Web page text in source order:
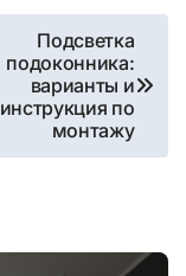
Подсветка
подоконника:
варианты и
инструкция по
монтажу